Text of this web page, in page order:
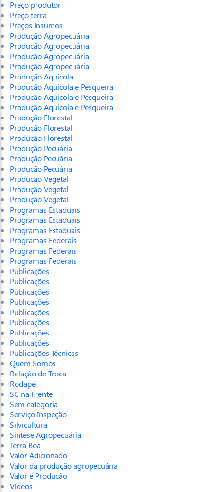
Preço produtor
Preço terra
Preços Insumos
Produção Agropecuária
Produção Agropecuária
Produção Agropecuária
Produção Agropecuária
Produção Aquícola
Produção Aquícola e Pesqueira
Produção Aquícola e Pesqueira
Produção Aquícola e Pesqueira
Produção Florestal
Produção Florestal
Produção Florestal
Produção Pecuária
Produção Pecuária
Produção Pecuária
Produção Vegetal
Produção Vegetal
Produção Vegetal
Programas Estaduais
Programas Estaduais
Programas Estaduais
Programas Federais
Programas Federais
Programas Federais
Publicações
Publicações
Publicações
Publicações
Publicações
Publicações
Publicações
Publicações
Publicações Técnicas
Quem Somos
Relação de Troca
Rodapé
SC na Frente
Sem categoria
Serviço Inspeção
Silvicultura
Síntese Agropecuária
Terra Boa
Valor Adicionado
Valor da produção agropecuária
Valor e Produção
Vídeos